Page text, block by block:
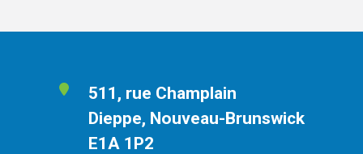
511, rue Champlain
Dieppe, Nouveau-Brunswick
E1A 1P2